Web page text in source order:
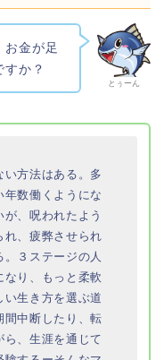
とぅーん
金が足
か？
方法はある。多
年数働くようにな
、呪われたよう
れ、疲弊させられ
３ステージの人
なり、もっと柔軟
い生き方を選ぶ道
間中断したり、転
ら、生涯を通じて